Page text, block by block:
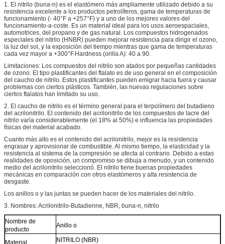
1. El nitrilo (buna-n) es el elastómero más ampliamente utilizado debido a su
resistencia excelente a los productos petrolíferos, gama de temperaturas de
funcionamiento (- 40°F a +257°F) y a uno de los mejores valores del
funcionamiento-a-coste. Es un material ideal para los usos aeroespaciales,
automotrices, del propano y de gas natural. Los compuestos hidrogenados
especiales del nitrilo (HNBR) pueden mejorar resistencia para dirigir el ozono,
la luz del sol, y la exposición del tiempo mientras que gama de temperaturas
cada vez mayor a +300°F.Hardness (orilla A): 40 a 90.
Limitaciones: Los compuestos del nitrilo son atados por pequeñas cantidades
de ozono. El tipo plastificantes del ftalato es de uso general en el composición
del caucho de nitrilo. Estos plastificantes pueden emigrar hacia fuera y causar
problemas con ciertos plásticos. También, las nuevas regulaciones sobre
ciertos ftalatos han limitado su uso.
2. El caucho de nitrilo es el término general para el terpolímero del butadieno
del acrilonitrilo. El contenido del acrilonitrilo de los compuestos de lacre del
nitrilo varía considerablemente (el 18% al 50%) e influencia las propiedades
físicas del material acabado.
Cuanto más alto es el contenido del acrilonitrilo, mejor es la resistencia
engrasar y aprovisionar de combustible. Al mismo tiempo, la elasticidad y la
resistencia al sistema de la compresión se afecta al contrario. Debido a estas
realidades de oposición, un compromiso se dibuja a menudo, y un contenido
medio del acrilonitrilo seleccionó. El nitrilo tiene buenas propiedades
mecánicas en comparación con otros elastómeros y alta resistencia de
desgaste.
Los anillos o y las juntas se pueden hacer de los materiales del nitrilo.
3. Nombres: Acrilonitrilo-Butadienne, NBR, buna-n, nitrilo
Nombre de
producto
Anillo o
Material NITRILO (NBR)